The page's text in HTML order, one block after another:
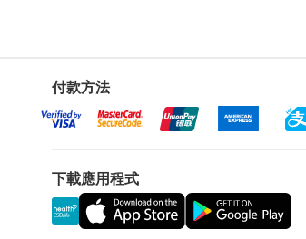
付款方法
下載應用程式